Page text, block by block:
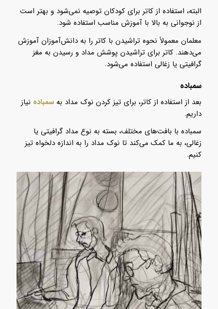
البته، استفاده از کاتر برای کودکان توصیه نمی‌شود و بهتر است
از نوجوانی به بالا با آموزش مناسب استفاده شود.
معلمان معمولاً نحوه تراشیدن با کاتر را به دانش‌آموزان آموزش
می‌دهند. کاتر برای تراشیدن پوشش مداد و رسیدن به مغز
گرافیتی یا زغالی استفاده می‌شود.
سمباده
بعد از استفاده از کاتر، برای تیز کردن نوک مداد به سمباده نیاز
داریم.
سمباده با بافت‌های مختلف، بسته به نوع مداد گرافیتی یا
زغالی، به ما کمک می‌کند تا نوک مداد را به اندازه دلخواه تیز
کنیم.